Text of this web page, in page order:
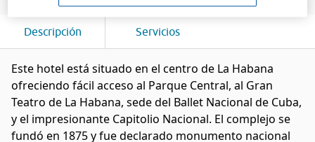
Descripción Servicios
Este hotel está situado en el centro de La Habana
ofreciendo fácil acceso al Parque Central, al Gran
Teatro de La Habana, sede del Ballet Nacional de Cuba,
y el impresionante Capitolio Nacional. El complejo se
fundó en 1875 y fue declarado monumento nacional